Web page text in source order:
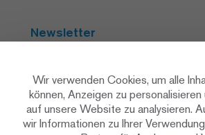
Newsletter
Social Media
Wir verwenden Cookies, um alle
können, Anzeigen zu
auf unsere Website zu analysieren.
wir Informationen zu Ihrer